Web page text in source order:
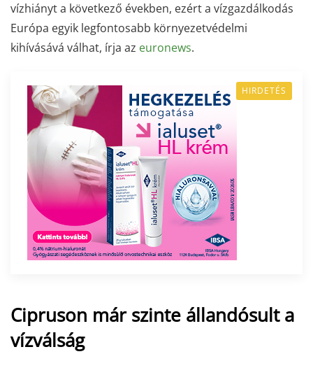
vízhiányt a következő években, ezért a vízgazdálkodás
Európa egyik legfontosabb környezetvédelmi
kihívásává válhat, írja az euronews.
HIRDETÉS
Cipruson már szinte állandósult a
vízválság